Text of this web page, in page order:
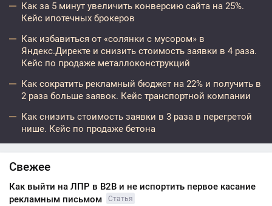
Как за 5 минут увеличить конверсию сайта на 25%.
Кейс ипотечных брокеров
Как избавиться от «солянки с мусором» в
Яндекс.Директе и снизить стоимость заявки в 4 раза.
Кейс по продаже металлоконструкций
Как сократить рекламный бюджет на 22% и получить в
2 раза больше заявок. Кейс транспортной компании
Как снизить стоимость заявки в 3 раза в перегретой
нише. Кейс по продаже бетона
Свежее
Как выйти на ЛПР в B2B и не испортить первое касание
рекламным письмом
Статья